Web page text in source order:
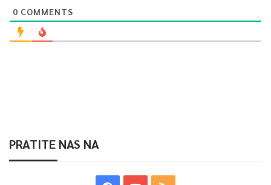
0 COMMENTS
PRATITE NAS NA